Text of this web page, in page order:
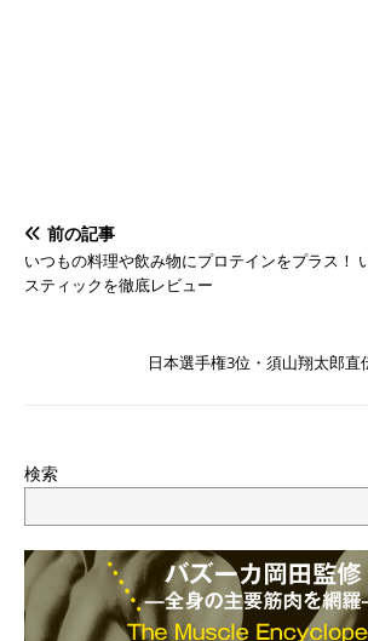
前の記事
いつもの料理や飲み物にプロテインをプラス！
スティックを徹底レビュー
日本選手権3位・須山翔太郎直
検索